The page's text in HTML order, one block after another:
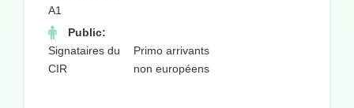
A1
Public:
Signataires du
CIR
Primo arrivants
non européens